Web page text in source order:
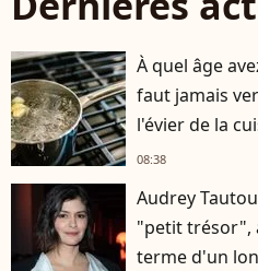
À quel âge
faut jamais
l'évier de la
08:38
Audrey
"petit trésor",
terme d'un